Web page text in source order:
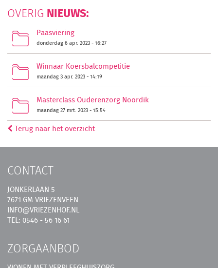
OVERIG NIEUWS:
Paasviering
donderdag 6 apr. 2023 - 16:27
Winnaar Koersbalcompetitie
maandag 3 apr. 2023 - 14:19
Masterclass Ouderenzorg Noordik
maandag 27 mrt. 2023 - 15:54
Terug naar het overzicht
CONTACT
JONKERLAAN 5
7671 GM VRIEZENVEEN
INFO@VRIEZENHOF.NL
TEL: 0546 - 56 16 61
ZORGAANBOD